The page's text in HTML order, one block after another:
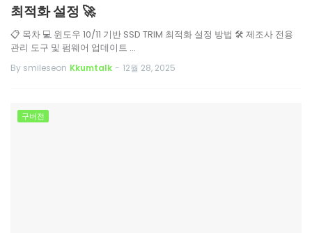
최적화 설정 🚀
📋 목차 💻 윈도우 10/11 기반 SSD TRIM 최적화 설정 방법 🛠️ 제조사 전용
관리 도구 및 펌웨어 업데이트 …
By smileseon Kkumtalk - 12월 28, 2025
구버전